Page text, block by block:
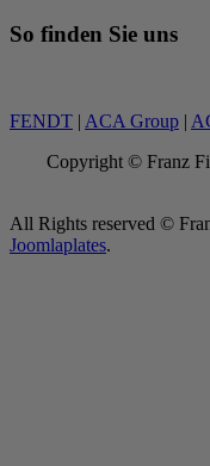
So finden Sie uns
FENDT | ACA Group |
Copyright © Franz
All Rights reserved ©
Joomlaplates.